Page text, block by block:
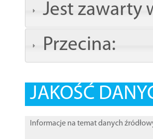
Jest zawarty
Przecina:
JAKOŚĆ
Informacje na temat danych